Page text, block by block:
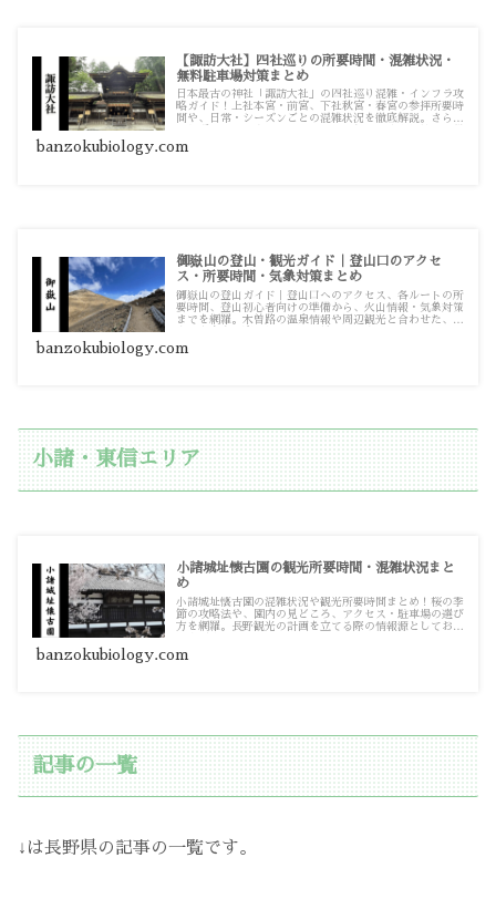
【諏訪大社】四社巡りの所要時間・混雑状況・
無料駐車場対策まとめ
日本最古の神社「諏訪大社」の四社巡り混雑・インフラ攻
略ガイド！上社本宮・前宮、下社秋宮・春宮の参拝所要時
間や、日常・シーズンごとの混雑状況を徹底解説。さらに
立つ詳細記事をまとめています。
banzokubiology.com
御嶽山の登山・観光ガイド｜登山口のアクセ
ス・所要時間・気象対策まとめ
御嶽山の登山ガイド｜登山口へのアクセス、各ルートの所
要時間、登山初心者向けの準備から、火山情報・気象対策
までを網羅。木曽路の温泉情報や周辺観光と合わせた、御
banzokubiology.com
小諸・東信エリア
小諸城址懐古園の観光所要時間・混雑状況まと
め
小諸城址懐古園の混雑状況や観光所要時間まとめ！桜の季
節の攻略法や、園内の見どころ、アクセス・駐車場の選び
方を網羅。長野観光の計画を立てる際の情報源としてお使
banzokubiology.com
記事の一覧
↓は長野県の記事の一覧です。